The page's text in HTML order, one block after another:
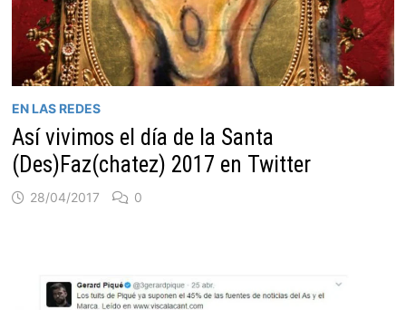
EN LAS REDES
Así vivimos el día de la Santa
(Des)Faz(chatez) 2017 en Twitter
28/04/2017 0